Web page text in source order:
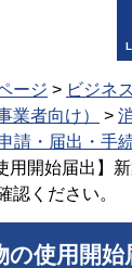
ージ > ビジネ
業者向け）
>
請・届出・手
用開始届出】
認ください。
の使用開